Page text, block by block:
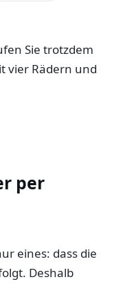
Sie trotzdem
vier Rädern und
per
eines: dass die
Deshalb